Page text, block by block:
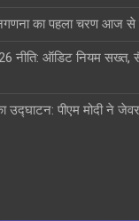
का पहला चरण आज
नीति: ऑडिट नियम सख्त,
उद्घाटन: पीएम मोदी ने